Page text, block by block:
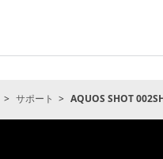
サポート AQUOS SHOT